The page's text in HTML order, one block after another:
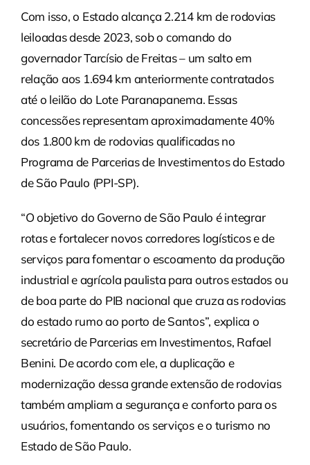
Com isso, o Estado alcança 2.214 km de rodovias
leiloadas desde 2023, sob o comando do
governador Tarcísio de Freitas – um salto em
relação aos 1.694 km anteriormente contratados
até o leilão do Lote Paranapanema. Essas
concessões representam aproximadamente 40%
dos 1.800 km de rodovias qualificadas no
Programa de Parcerias de Investimentos do Estado
de São Paulo (PPI-SP).
“O objetivo do Governo de São Paulo é integrar
rotas e fortalecer novos corredores logísticos e de
serviços para fomentar o escoamento da produção
industrial e agrícola paulista para outros estados ou
de boa parte do PIB nacional que cruza as rodovias
do estado rumo ao porto de Santos”, explica o
secretário de Parcerias em Investimentos, Rafael
Benini. De acordo com ele, a duplicação e
modernização dessa grande extensão de rodovias
também ampliam a segurança e conforto para os
usuários, fomentando os serviços e o turismo no
Estado de São Paulo.